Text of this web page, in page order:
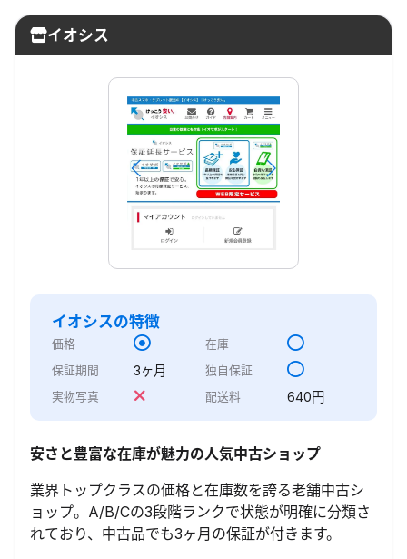
イオシス
イオシスの特徴
価格
在庫
保証期間
3ヶ月
独自保証
実物写真
配送料 640円
安さと豊富な在庫が魅力の人気中古ショップ
業界トップクラスの価格と在庫数を誇る老舗中古シ
ョップ。A/B/Cの3段階ランクで状態が明確に分類さ
れており、中古品でも3ヶ月の保証が付きます。